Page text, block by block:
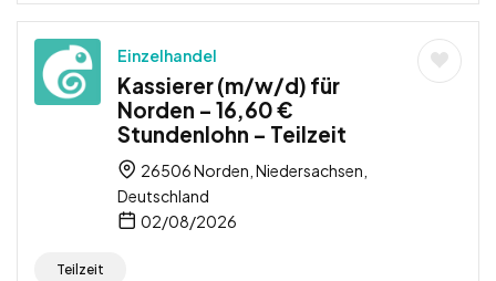
Einzelhandel
Kassierer (m/w/d) für
Norden – 16,60 €
Stundenlohn – Teilzeit
26506 Norden, Niedersachsen,
Deutschland
02/08/2026
Teilzeit